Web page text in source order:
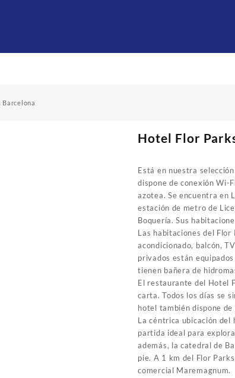
Barcelona
Hotel Flor
Está en nuestra
dispone de conexión Wi-
azotea. Se encuentra en
estación de metro de
Boquería. Sus
Las habitaciones del Flor
acondicionado, balcón,
privados están
tienen bañera de
El restaurante del Hotel
carta. Todos los días se
hotel también dispone
La céntrica ubicación
partida ideal para
además, la catedral de
pie. A 1 km del Flor
comercial Maremagnum.